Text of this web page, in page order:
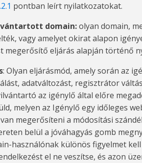
pontban leírt nyilatkozatokat.
domain: olyan domain,
vagy amelyet okirat alapon
megerősítő eljárás alapján történő
: Olyan eljárásmód, amely során az
adatváltozást, regisztrátor
az igénylő által előre
melyen az Igénylő egy időleges
megerősíteni a módosítási
belül a jóváhagyás gomb
használónak különös figyelmet
el ne veszítse, és azon